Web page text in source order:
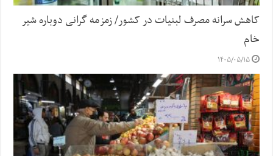
کاهش سرانه مصرف لبنیات در کشور/ زمزمه گرانی دوباره شیر
خام
۱۴۰۵/۰۵/۱۵